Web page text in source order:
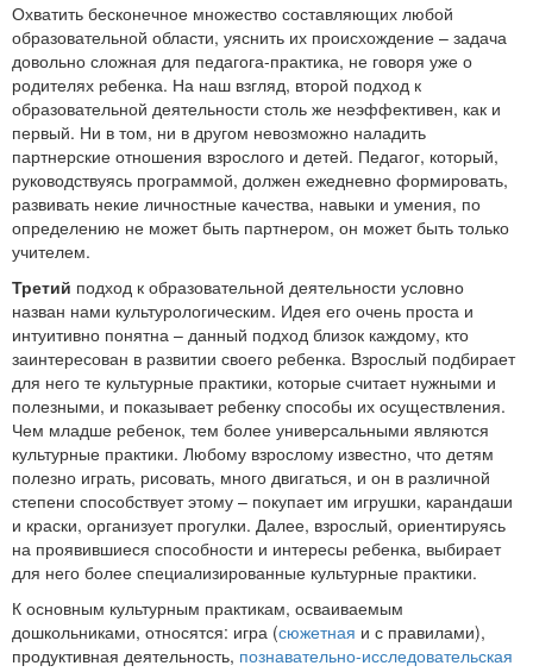
Охватить бесконечное множество составляющих любой
образовательной области, уяснить их происхождение – задача
довольно сложная для педагога-практика, не говоря уже о
родителях ребенка. На наш взгляд, второй подход к
образовательной деятельности столь же неэффективен, как и
первый. Ни в том, ни в другом невозможно наладить
партнерские отношения взрослого и детей. Педагог, который,
руководствуясь программой, должен ежедневно формировать,
развивать некие личностные качества, навыки и умения, по
определению не может быть партнером, он может быть только
учителем.
Третий подход к образовательной деятельности условно
назван нами культурологическим. Идея его очень проста и
интуитивно понятна – данный подход близок каждому, кто
заинтересован в развитии своего ребенка. Взрослый подбирает
для него те культурные практики, которые считает нужными и
полезными, и показывает ребенку способы их осуществления.
Чем младше ребенок, тем более универсальными являются
культурные практики. Любому взрослому известно, что детям
полезно играть, рисовать, много двигаться, и он в различной
степени способствует этому – покупает им игрушки, карандаши
и краски, организует прогулки. Далее, взрослый, ориентируясь
на проявившиеся способности и интересы ребенка, выбирает
для него более специализированные культурные практики.
К основным культурным практикам, осваиваемым
дошкольниками, относятся: игра (сюжетная и с правилами),
продуктивная деятельность, познавательно-исследовательская